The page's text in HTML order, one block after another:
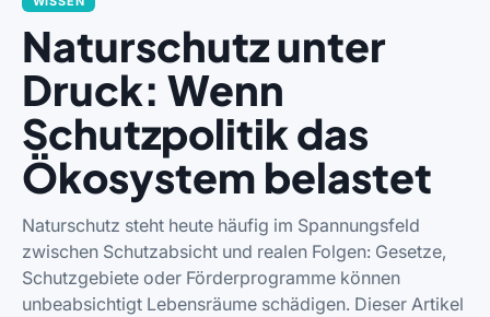
Naturschutz unter
Druck: Wenn
Schutzpolitik das
Ökosystem belastet
Naturschutz steht heute häufig im Spannungsfeld
zwischen Schutzabsicht und realen Folgen: Gesetze,
Schutzgebiete oder Förderprogramme können
unbeabsichtigt Lebensräume schädigen. Dieser Artikel